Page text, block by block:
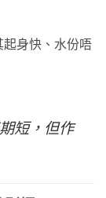
身快、水份唔
短，但作